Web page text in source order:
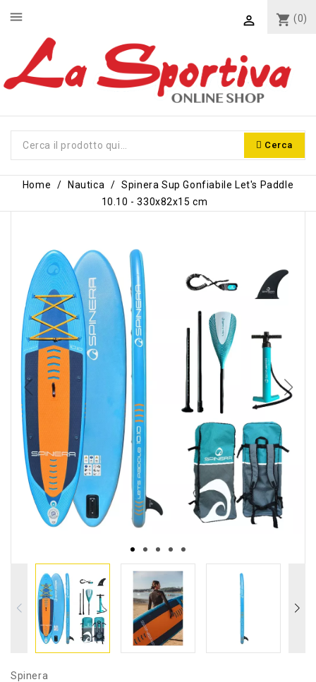
shopping_cart (0)

Cerca
menu
Home Nautica
Spinera Sup Gonfiabile Let's Paddle
10.10 - 330x82x15 cm
Spinera